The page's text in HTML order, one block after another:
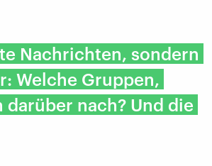
Nachrichten, sondern
Welche Gruppen,
nach? Und die